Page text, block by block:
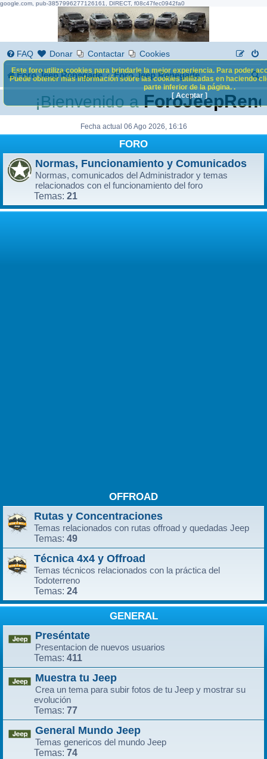
google.com, pub-3857996277126161, DIRECT, f08c47fec0942fa0
FAQ Donar Contactar Cookies
Foro Jeep Renegade Foro Jeep Renegade
B
s
¡Bienvenido a
Fecha actual 06 Ago 2026, 16:16
FORO
Normas, Funcionamiento y Comunicados
Normas, comunicados del Administrador y temas
relacionados con el funcionamiento del foro
Temas: 21
OFFROAD
Rutas y Concentraciones
Temas relacionados con rutas offroad y quedadas Jeep
Temas: 49
Técnica 4x4 y Offroad
Temas técnicos relacionados con la práctica del
Todoterreno
Temas: 24
GENERAL
Preséntate
Presentacion de nuevos usuarios
Temas: 411
Muestra tu Jeep
Crea un tema para subir fotos de tu Jeep y mostrar su
evolución
Temas: 77
General Mundo Jeep
Temas genericos del mundo Jeep
Temas: 74
Este foro utiliza cookies para brindarle la mejor experiencia. Para poder
Puede obtener más información sobre las cookies utilizadas en haciendo
parte inferior de la página. .
[ Aceptar ]